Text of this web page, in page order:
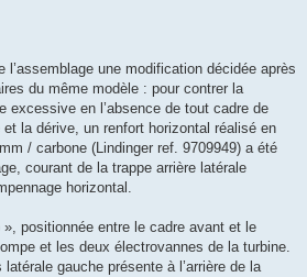
l’assemblage une modification décidée après
du même modèle : pour contrer la
excessive en l’absence de tout cadre de
la dérive, un renfort horizontal réalisé en
/ carbone (Lindinger ref. 9709949) a été
courant de la trappe arrière latérale
horizontal.
positionnée entre le cadre avant et le
et les deux électrovannes de la turbine.
latérale gauche présente à l’arrière de la